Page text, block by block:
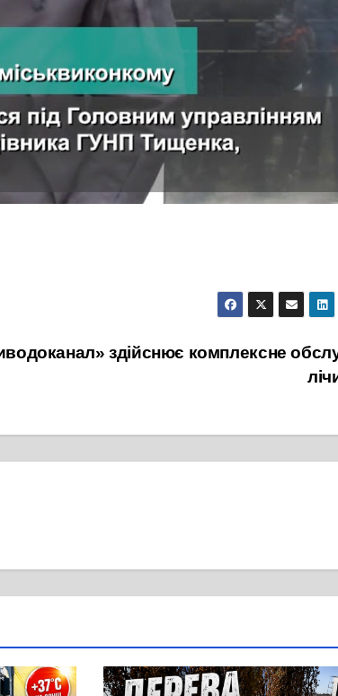
здійснює комплексне